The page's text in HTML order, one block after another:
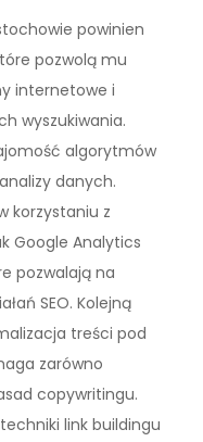
powinien
pozwolą mu
internetowe i
wyszukiwania.
algorytmów
danych.
korzystaniu z
Google Analytics
pozwalają na
SEO. Kolejną
treści pod
zarówno
copywritingu.
link buildingu